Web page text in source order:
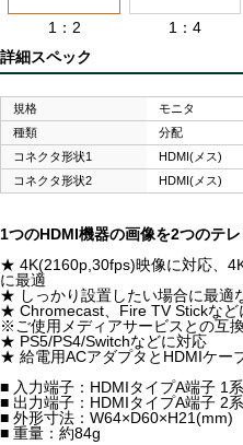
1：2
1：4
詳細スペック
規格
モニタ
種類
分配
コネクタ形状1
HDMI(メス)
コネクタ形状2
HDMI(メス)
1つのHDMI機器の画像を2つのテ
★ 4K(2160p,30fps)映像に対応、
に最適
★ しっかり設置したい場合に最適
★ Chromecast、Fire TV Stickなど
※ご使用メディアサービスとの互
★ PS5/PS4/Switchなどに対応
★ 給電用ACアダプタとHDMIケー
■ 入力端子：HDMIタイプA端子 1
■ 出力端子：HDMIタイプA端子 2
■ 外形寸法：W64×D60×H21(mm)
■ 重量：約84g